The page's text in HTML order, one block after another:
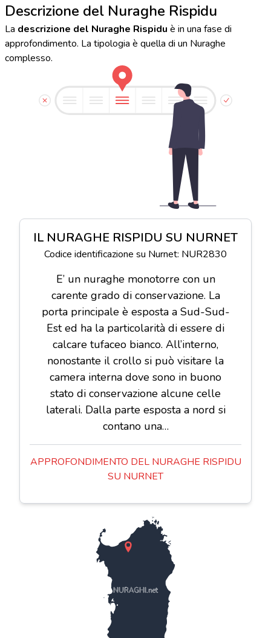
Descrizione del Nuraghe Rispidu
La descrizione del Nuraghe Rispidu è in una fase di
approfondimento. La tipologia è quella di un Nuraghe
complesso.
IL NURAGHE RISPIDU SU NURNET
Codice identificazione su Nurnet: NUR2830
E’ un nuraghe monotorre con un
carente grado di conservazione. La
porta principale è esposta a Sud-Sud-
Est ed ha la particolarità di essere di
calcare tufaceo bianco. All’interno,
nonostante il crollo si può visitare la
camera interna dove sono in buono
stato di conservazione alcune celle
laterali. Dalla parte esposta a nord si
contano una…
APPROFONDIMENTO DEL NURAGHE RISPIDU
SU NURNET
NURAGHI.net